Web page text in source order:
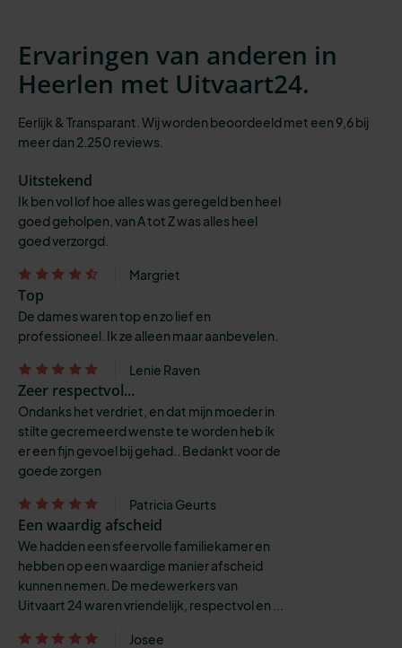
Ervaringen van anderen in
Heerlen met Uitvaart24.
Eerlijk & Transparant. Wij worden beoordeeld met een 9,6 bij
meer dan 2.250 reviews.
Uitstekend
Ik ben vol lof hoe alles was geregeld ben heel
goed geholpen, van A tot Z was alles heel
goed verzorgd.
Margriet
Top
De dames waren top en zo lief en
professioneel. Ik ze alleen maar aanbevelen.
Lenie Raven
Zeer respectvol...
Ondanks het verdriet, en dat mijn moeder in
stilte gecremeerd wenste te worden heb ik
er een fijn gevoel bij gehad.. Bedankt voor de
goede zorgen
Patricia Geurts
Een waardig afscheid
We hadden een sfeervolle familiekamer en
hebben op een waardige manier afscheid
kunnen nemen. De medewerkers van
Uitvaart 24 waren vriendelijk, respectvol en ...
Josee